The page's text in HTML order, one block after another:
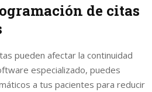
de citas
pueden afectar la continuidad
especializado, puedes
a tus pacientes para reducir